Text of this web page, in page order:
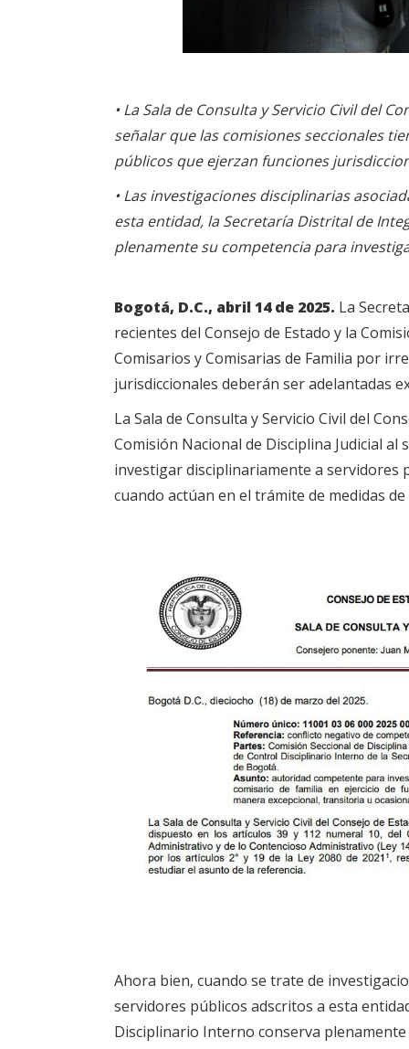
•La Sala de Consulta y Servicio Civil del
señalar que las comisiones seccionales
públicos que ejerzan funciones
•Las investigaciones disciplinarias
esta entidad, la Secretaría Distrital de
plenamente su competencia para
Bogotá, D.C., abril 14 de 2025. La
recientes del Consejo de Estado y la
Comisarios y Comisarias de Familia por
jurisdiccionales deberán ser adelantadas
La Sala de Consulta y Servicio Civil del
Comisión Nacional de Disciplina Judicial
investigar disciplinariamente a servidores
cuando actúan en el trámite de medidas
Ahora bien, cuando se trate de
servidores públicos adscritos a esta
Disciplinario Interno conserva